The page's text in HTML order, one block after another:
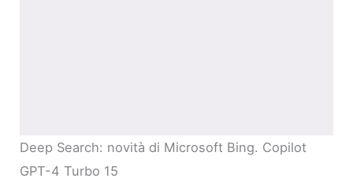
Deep Search: novità di Microsoft Bing. Copilot
GPT-4 Turbo 15